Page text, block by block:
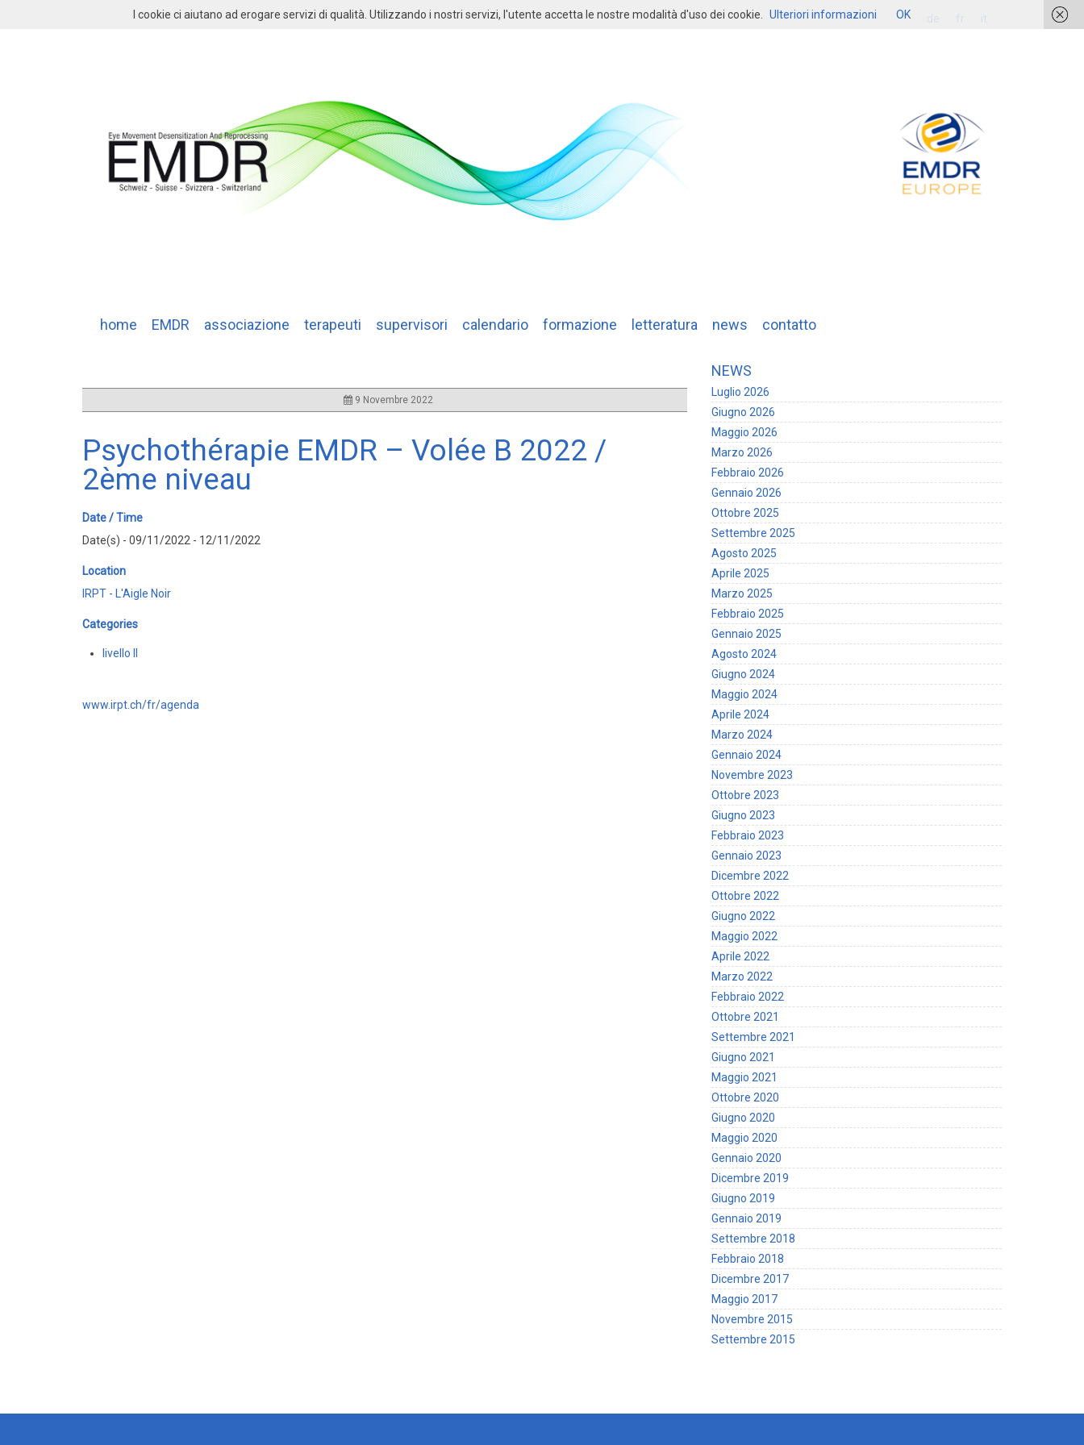
login
home EMDR associazione terapeuti supervisori calendario formazione letteratura news contatto
9 Novembre 2022
Psychothérapie EMDR – Volée B 2022 /
2ème niveau
Date / Time
Date(s) - 09/11/2022 - 12/11/2022
Location
IRPT - L'Aigle Noir
Categories
livello II
www.irpt.ch/fr/agenda
NEWS
Luglio 2026
Giugno 2026
Maggio 2026
Marzo 2026
Febbraio 2026
Gennaio 2026
Ottobre 2025
Settembre 2025
Agosto 2025
Aprile 2025
Marzo 2025
Febbraio 2025
Gennaio 2025
Agosto 2024
Giugno 2024
Maggio 2024
Aprile 2024
Marzo 2024
Gennaio 2024
Novembre 2023
Ottobre 2023
Giugno 2023
Febbraio 2023
Gennaio 2023
Dicembre 2022
Ottobre 2022
Giugno 2022
Maggio 2022
Aprile 2022
Marzo 2022
Febbraio 2022
Ottobre 2021
Settembre 2021
Giugno 2021
Maggio 2021
Ottobre 2020
Giugno 2020
Maggio 2020
Gennaio 2020
Dicembre 2019
Giugno 2019
Gennaio 2019
Settembre 2018
Febbraio 2018
Dicembre 2017
Maggio 2017
Novembre 2015
Settembre 2015
I cookie ci aiutano ad erogare servizi di qualità. Utilizzando i nostri servizi, l'utente accetta le nostre modalità d'uso dei cookie. Ulteriori informazioni OK